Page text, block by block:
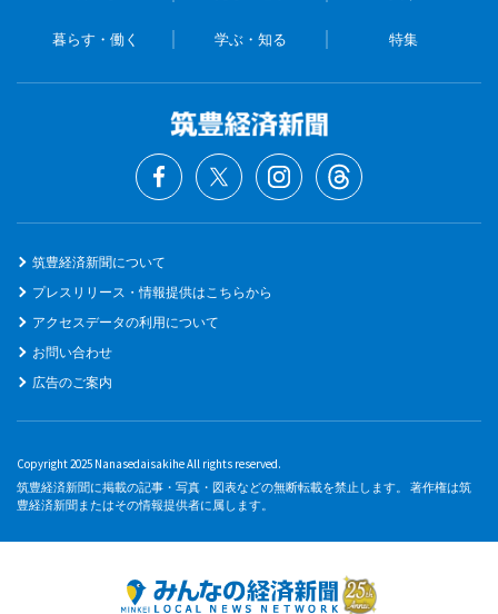
暮らす・働く 学ぶ・知る 特集
筑豊経済新聞について
プレスリリース・情報提供はこちらから
アクセスデータの利用について
お問い合わせ
広告のご案内
Copyright 2025 Nanasedaisakihe All rights reserved.
筑豊経済新聞に掲載の記事・写真・図表などの無断転載を禁止します。 著作権は筑
豊経済新聞またはその情報提供者に属します。